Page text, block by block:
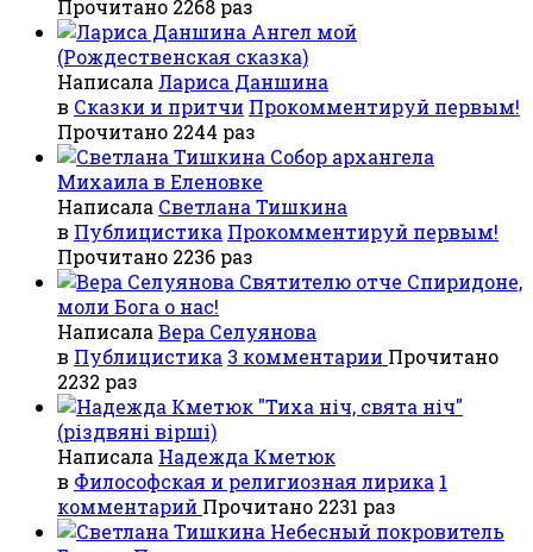
Прочитано 2268 раз
Ангел мой
(Рождественская сказка)
НаписалаЛариса Даншина
в Сказки и притчи Прокомментируй первым!
Прочитано 2244 раз
Собор архангела
Михаила в Еленовке
Написала Светлана Тишкина
в Публицистика Прокомментируй первым!
Прочитано 2236 раз
Святителю отче Спиридоне,
моли Бога о нас!
НаписалаВера Селуянова
в Публицистика 3 комментарии Прочитано
2232 раз
"Тиха ніч, свята ніч"
(різдвяні вірші)
Написала Надежда Кметюк
в Философская и религиозная лирика 1
комментарий Прочитано 2231 раз
Небесный покровитель